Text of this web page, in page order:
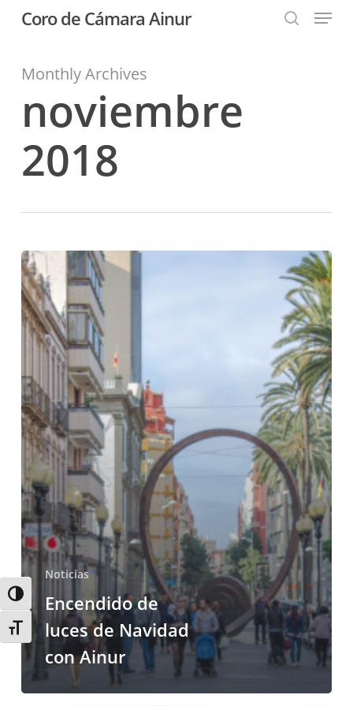
Alternar alto contraste
Alternar tamaño de letra
content
Coro de Cámara Ainur Menu
Monthly Archives
noviembre
2018
Encendido
de
luces
de
Navidad
Ainur
Noticias
Encendido de
luces de Navidad
con Ainur